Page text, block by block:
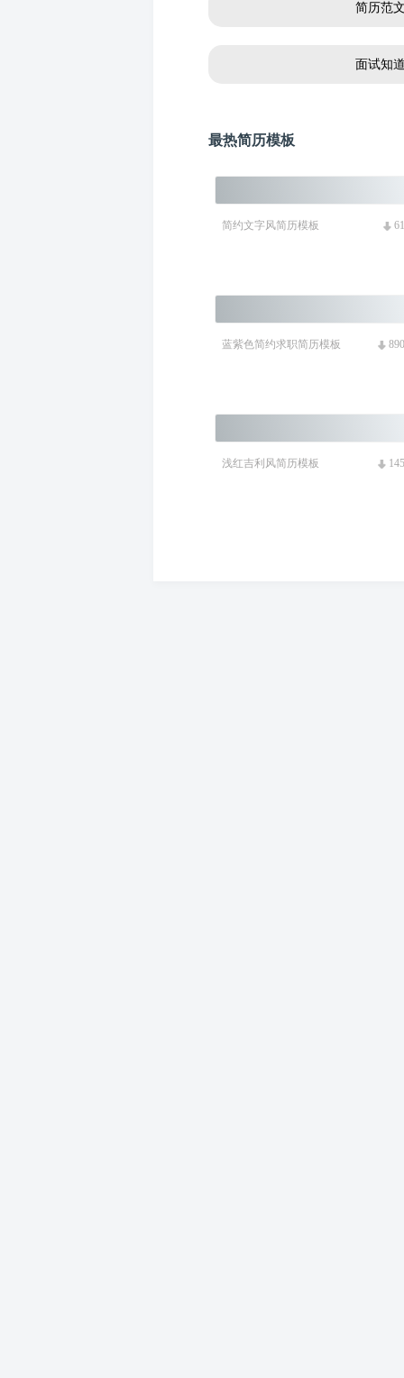
简历范
面试知
最热简历模板
简约文字风简历模板
蓝紫色简约求职简历模板
浅红吉利风简历模板